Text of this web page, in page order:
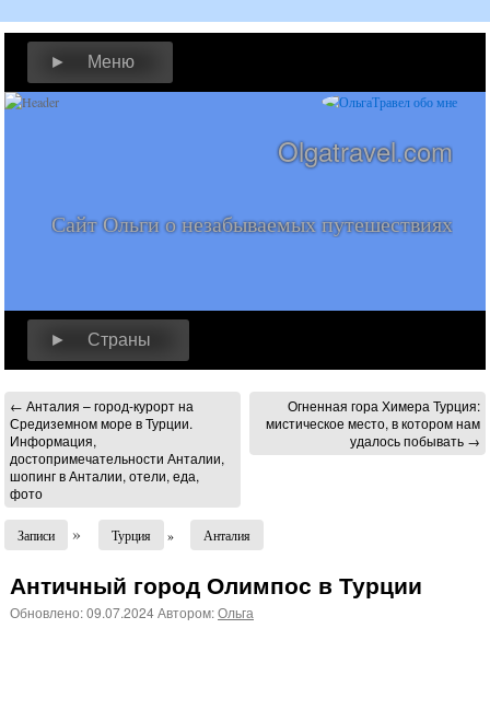
► Меню
Olgatravel.com
Сайт Ольги о незабываемых путешествиях
► Страны
← Анталия – город-курорт на
Средиземном море в Турции.
Информация,
достопримечательности Анталии,
шопинг в Анталии, отели, еда,
фото
Огненная гора Химера Турция:
мистическое место, в котором нам
удалось побывать →
Записи » Турция » Анталия
Античный город Олимпос в Турции
Обновлено:09.07.2024Автором:Ольга